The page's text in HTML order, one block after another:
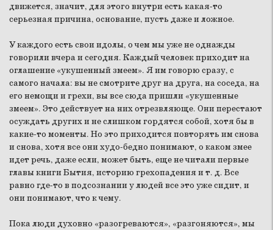
движется, значит, для этого внутри есть какая-то
серьезная причина, основание, пусть даже и ложное.
У каждого есть свои идолы, о чем мы уже не однажды
говорили вчера и сегодня. Каждый человек приходит на
оглашение «укушенный змеем». Я им говорю сразу, с
самого начала: вы не смотрите друг на друга, на соседа, на
его немощи и грехи, вы все сюда пришли «укушенные
змеем». Это действует на них отрезвляюще. Они перестают
осуждать других и не слишком гордятся собой, хотя бы в
какие-то моменты. Но это приходится повторять им снова
и снова, хотя все они худо-бедно понимают, о каком змее
идет речь, даже если, может быть, еще не читали первые
главы книги Бытия, историю грехопадения и т. д. Все
равно где-то в подсознании у людей все это уже сидит, и
они понимают, что к чему.
Пока люди духовно «разогреваются», «разгоняются», мы